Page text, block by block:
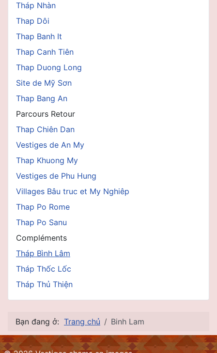
Tháp Nhàn
Thap Dôi
Thap Banh It
Thap Canh Tiên
Thap Duong Long
Site de Mỹ Sơn
Thap Bang An
Parcours Retour
Thap Chiên Dan
Vestiges de An My
Thap Khuong My
Vestiges de Phu Hung
Villages Bâu truc et My Nghiêp
Thap Po Rome
Thap Po Sanu
Compléments
Tháp Bình Lâm
Tháp Thốc Lốc
Tháp Thủ Thiện
Bạn đang ở: Trang chủ Binh Lam